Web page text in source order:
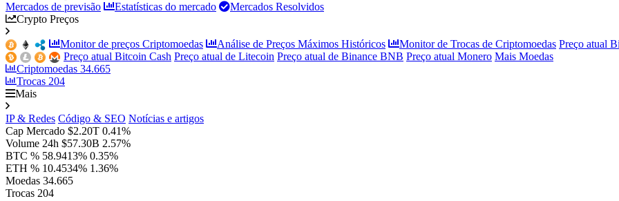
Mercados de previsão
Estatísticas do mercado
Mercados Resolvidos
Crypto Preços
Monitor de preços Criptomoedas Análise de Preços Máximos Históricos Monitor de Trocas de Criptomoedas Preço atual
Preço atual Bitcoin Cash Preço atual de Litecoin Preço atual de Binance BNB Preço atual Monero Mais Moedas
Criptomoedas 34.665
Trocas 204
Mais
IP & Redes Código & SEO Notícias e artigos
Cap Mercado $2.20T 0.41%
Volume 24h $57.30B 2.57%
BTC % 58.9413% 0.35%
ETH % 10.4534% 1.36%
Moedas 34.665
Trocas 204